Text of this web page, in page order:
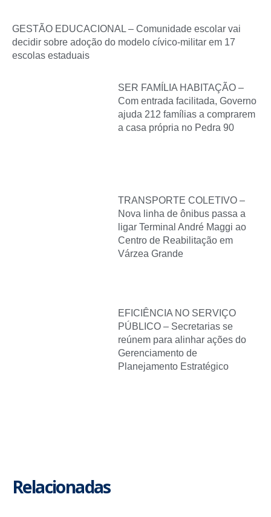
GESTÃO EDUCACIONAL – Comunidade escolar vai
decidir sobre adoção do modelo cívico-militar em 17
escolas estaduais
SER FAMÍLIA HABITAÇÃO –
Com entrada facilitada, Governo
ajuda 212 famílias a comprarem
a casa própria no Pedra 90
TRANSPORTE COLETIVO –
Nova linha de ônibus passa a
ligar Terminal André Maggi ao
Centro de Reabilitação em
Várzea Grande
EFICIÊNCIA NO SERVIÇO
PÚBLICO – Secretarias se
reúnem para alinhar ações do
Gerenciamento de
Planejamento Estratégico
Relacionadas